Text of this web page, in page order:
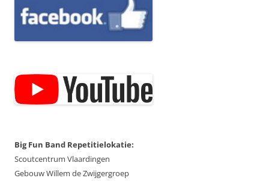
Big Fun Band Repetitielokatie:
Scoutcentrum Vlaardingen
Gebouw Willem de Zwijgergroep